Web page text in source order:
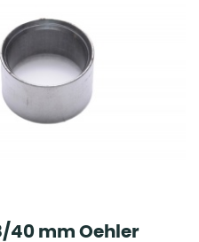
40 mm Oehler